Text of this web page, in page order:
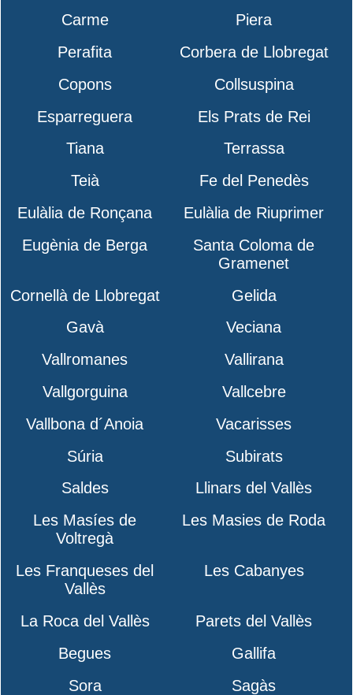
Carme
Piera
Perafita
Corbera de Llobregat
Copons
Collsuspina
Esparreguera
Els Prats de Rei
Tiana
Terrassa
Teià
Fe del Penedès
Eulàlia de Ronçana
Eulàlia de Riuprimer
Eugènia de Berga
Santa Coloma de
Gramenet
Cornellà de Llobregat
Gelida
Gavà
Veciana
Vallromanes
Vallirana
Vallgorguina
Vallcebre
Vallbona d´Anoia
Vacarisses
Súria
Subirats
Saldes
Llinars del Vallès
Les Masíes de
Voltregà
Les Masies de Roda
Les Franqueses del
Vallès
Les Cabanyes
La Roca del Vallès
Parets del Vallès
Begues
Gallifa
Sora
Sagàs